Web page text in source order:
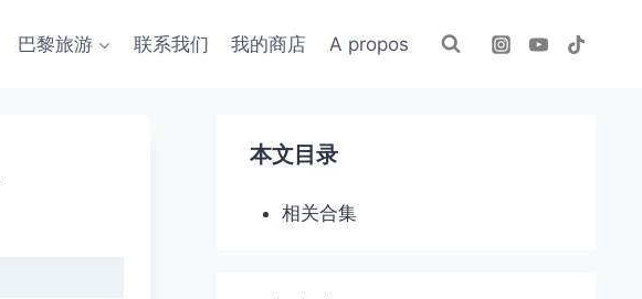
巴黎旅游 联系我们 我的商店 A propos
本文目录
相关合集